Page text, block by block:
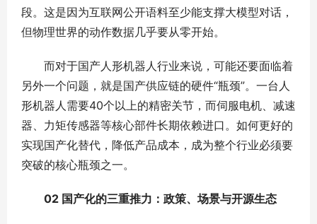
段。这是因为互联网公开语料至少能支撑大模型对话，
但物理世界的动作数据几乎要从零开始。
而对于国产人形机器人行业来说，可能还要面临着
另外一个问题，就是国产供应链的硬件“瓶颈”。一台人
形机器人需要40个以上的精密关节，而伺服电机、减速
器、力矩传感器等核心部件长期依赖进口。如何更好的
实现国产化替代，降低产品成本，成为整个行业必须要
突破的核心瓶颈之一。
02 国产化的三重推力：政策、场景与开源生态